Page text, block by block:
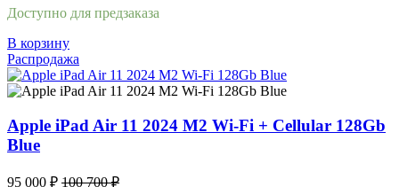
Доступно для предзаказа
В корзину
Распродажа
Apple iPad Air 11 2024 M2 Wi-Fi + Cellular 128Gb
Blue
95 000 ₽ 100 700₽